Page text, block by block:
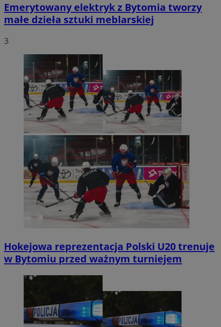
Emerytowany elektryk z Bytomia tworzy
małe dzieła sztuki meblarskiej
3
Hokejowa reprezentacja Polski U20 trenuje
w Bytomiu przed ważnym turniejem